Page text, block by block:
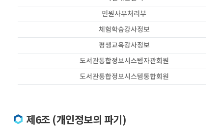
민원사무처리부
체험학습강사정보
평생교육강사정보
도서관통합정보시스템자관회원
도서관통합정보시스템통합회원
제6조 (개인정보의 파기)